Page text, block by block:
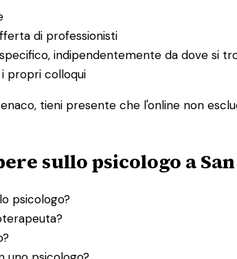
di professionisti
indipendentemente da dove si
propri colloqui
tieni presente che l'online non
sullo psicologo a
psicologo?